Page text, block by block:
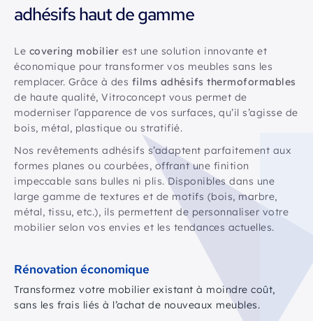
adhésifs haut de gamme
Le covering mobilier est une solution innovante et
économique pour transformer vos meubles sans les
remplacer. Grâce à des films adhésifs thermoformables
de haute qualité, Vitroconcept vous permet de
moderniser l’apparence de vos surfaces, qu’il s’agisse de
bois, métal, plastique ou stratifié.
Nos revêtements adhésifs s’adaptent parfaitement aux
formes planes ou courbées, offrant une finition
impeccable sans bulles ni plis. Disponibles dans une
large gamme de textures et de motifs (bois, marbre,
métal, tissu, etc.), ils permettent de personnaliser votre
mobilier selon vos envies et les tendances actuelles.
Rénovation économique
Transformez votre mobilier existant à moindre coût,
sans les frais liés à l’achat de nouveaux meubles.